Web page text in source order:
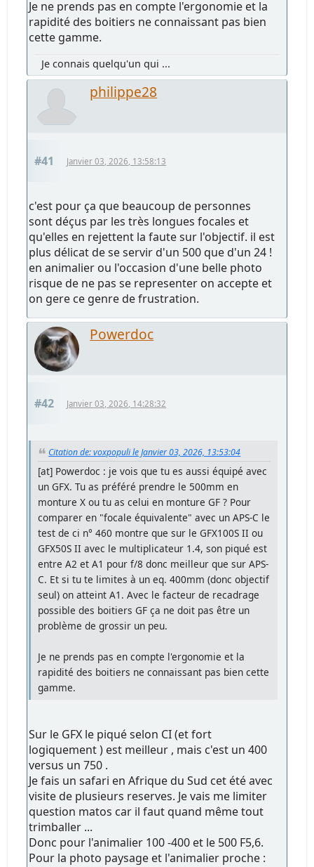
Je ne prends pas en compte l'ergonomie et la
rapidité des boitiers ne connaissant pas bien
cette gamme.
Je connais quelqu'un qui ...
philippe28
#41 Janvier 03, 2026, 13:58:13
c'est pour ça que beaucoup de personnes
sont déçus par les très longues focales et
qu'elles en rejettent la faute sur l'objectif. il est
plus délicat de se servir d'un 500 que d'un 24 !
en animalier ou l'occasion d'une belle photo
risque de ne pas se representer on accepte et
on gere ce genre de frustration.
Powerdoc
#42 Janvier 03, 2026, 14:28:32
Citation de: voxpopuli le Janvier 03, 2026, 13:53:04
[at] Powerdoc : je vois que tu es aussi équipé avec
un GFX. Tu as préféré prendre le 500mm en
monture X ou tu as celui en monture GF ? Pour
comparer en "focale équivalente" avec un APS-C le
test de ci n° 460 montre que sur le GFX100S II ou
GFX50S II avec le multiplicateur 1.4, son piqué est
entre A2 et A1 pour f/8 donc meilleur que sur APS-
C. Et si tu te limites à un eq. 400mm (donc objectif
seul) on atteint A1. Avec le facteur de recadrage
possible des boitiers GF ça ne doit pas être un
problème de grossir un peu.
Je ne prends pas en compte l'ergonomie et la
rapidité des boitiers ne connaissant pas bien cette
gamme.
Sur le GFX le piqué selon CI (et fort
logiquement ) est meilleur , mais c'est un 400
versus un 750 .
Je fais un safari en Afrique du Sud cet été avec
visite de plusieurs reserves. Je vais me limiter
question matos car il faut quand même tout
trimballer ...
Donc pour l'animalier 100 -400 et le 500 F5,6.
Pour la photo paysage et l'animalier proche :